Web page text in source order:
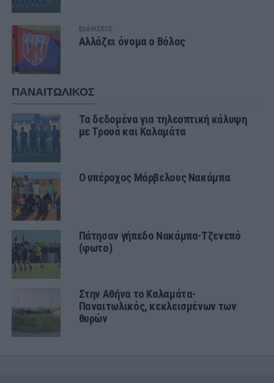
ΕΙΔΗΣΕΙΣ
Αλλάζει όνομα ο Βόλος
ΠΑΝΑΙΤΩΛΙΚΟΣ
Τα δεδομένα για τηλεοπτική κάλυψη
με Τρουά και Καλαμάτα
Ο υπέροχος Μάρβελους Νακάμπα
Πάτησαν γήπεδο Νακάμπα-Τζενεπό
(φωτο)
Στην Αθήνα το Καλαμάτα-
Παναιτωλικός, κεκλεισμένων των
θυρών